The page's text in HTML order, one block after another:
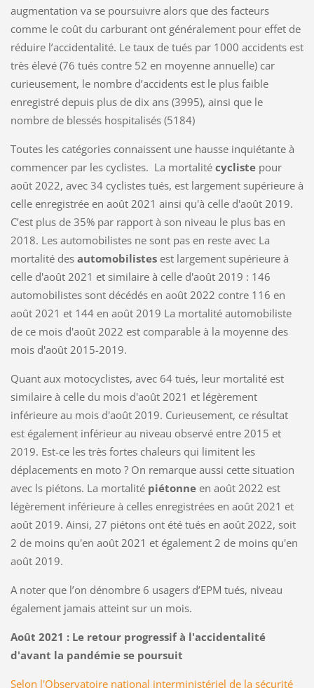
augmentation va se poursuivre alors que des facteurs
comme le coût du carburant ont généralement pour effet de
réduire l’accidentalité. Le taux de tués par 1000 accidents est
très élevé (76 tués contre 52 en moyenne annuelle) car
curieusement, le nombre d’accidents est le plus faible
enregistré depuis plus de dix ans (3995), ainsi que le
nombre de blessés hospitalisés (5184)
Toutes les catégories connaissent une hausse inquiétante à
commencer par les cyclistes. La mortalité cycliste pour
août 2022, avec 34 cyclistes tués, est largement supérieure à
celle enregistrée en août 2021 ainsi qu'à celle d'août 2019.
C’est plus de 35% par rapport à son niveau le plus bas en
2018. Les automobilistes ne sont pas en reste avec La
mortalité des automobilistes est largement supérieure à
celle d'août 2021 et similaire à celle d'août 2019 : 146
automobilistes sont décédés en août 2022 contre 116 en
août 2021 et 144 en août 2019 La mortalité automobiliste
de ce mois d'août 2022 est comparable à la moyenne des
mois d'août 2015-2019.
Quant aux motocyclistes, avec 64 tués, leur mortalité est
similaire à celle du mois d'août 2021 et légèrement
inférieure au mois d'août 2019. Curieusement, ce résultat
est également inférieur au niveau observé entre 2015 et
2019. Est-ce les très fortes chaleurs qui limitent les
déplacements en moto ? On remarque aussi cette situation
avec ls piétons. La mortalité piétonne en août 2022 est
légèrement inférieure à celles enregistrées en août 2021 et
août 2019. Ainsi, 27 piétons ont été tués en août 2022, soit
2 de moins qu'en août 2021 et également 2 de moins qu'en
août 2019.
A noter que l’on dénombre 6 usagers d’EPM tués, niveau
également jamais atteint sur un mois.
Août 2021 : Le retour progressif à l'accidentalité
d'avant la pandémie se poursuit
Selon l'Observatoire national interministériel de la sécurité